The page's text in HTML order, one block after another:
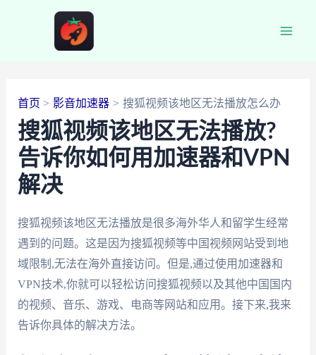
首页 影音加速器 搜狐视频该地区无法播放怎么办
搜狐视频该地区无法播放?
告诉你如何用加速器和VPN
解决
搜狐视频该地区无法播放是很多海外华人和留学生经常
遇到的问题。这是因为搜狐视频等中国视频网站受到地
域限制,无法在海外直接访问。但是,通过使用加速器和
VPN技术,你就可以轻松访问搜狐视频以及其他中国国内
的视频、音乐、游戏、电商等网站和应用。接下来,我来
告诉你具体的解决方法。